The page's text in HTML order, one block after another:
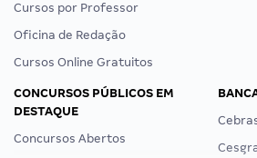
Cursos por Professor
Oficina de Redação
Cursos Online Gratuitos
CONCURSOS PÚBLICOS EM
DESTAQUE
Concursos Abertos